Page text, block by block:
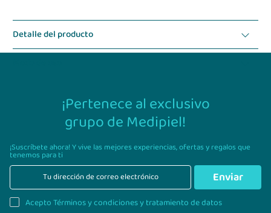
Detalle del producto
¡Pertenece al exclusivo
grupo de Medipiel!
¡Suscríbete ahora! Y vive las mejores experiencias,ofertas y regalos que
tenemos para ti
Enviar
Acepto Términos y condiciones y tratamiento de datos